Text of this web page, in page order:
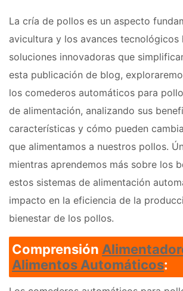
La cría de pollos es un aspecto
avicultura y los avances tecnológicos
soluciones innovadoras que
esta publicación de blog,
los comederos automáticos para
de alimentación, analizando sus
características y cómo pueden
que alimentamos a nuestros pollos.
mientras aprendemos más sobre los
estos sistemas de alimentación
impacto en la eficiencia de la
bienestar de los pollos.
Comprensión
Alimentos Automáticos: